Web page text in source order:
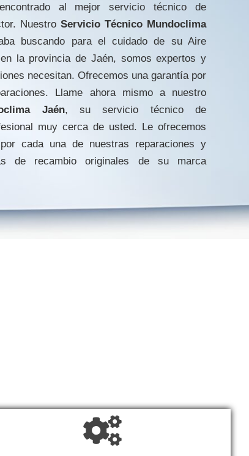
al mejor servicio técnico de
Nuestro Servicio Técnico Mundoclima
buscando para el cuidado de su Aire
la provincia de Jaén, somos expertos y
necesitan. Ofrecemos una garantía por
Llame ahora mismo a nuestro
Jaén, su servicio técnico de
muy cerca de usted. Le ofrecemos
cada una de nuestras reparaciones y
de recambio originales de su marca